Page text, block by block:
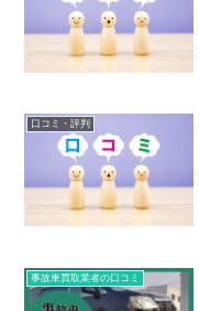
口コミ・評判
事故車買取業者の口コミ